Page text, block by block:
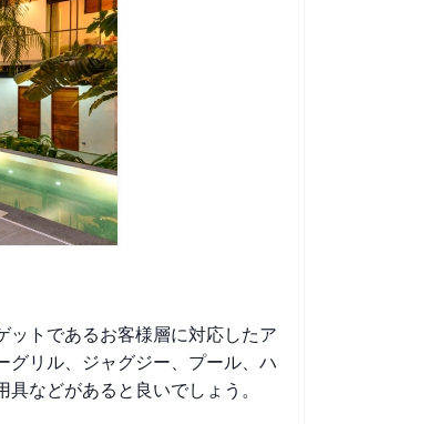
ットであるお客様層に対応したア
グリル、ジャグジー、プール、ハ
などがあると良いでしょう。